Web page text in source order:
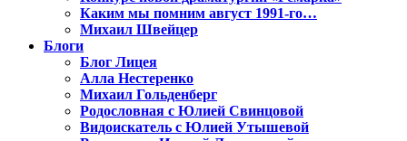
Каким мы помним август 1991-го…
Михаил Швейцер
Блоги
Блог Лицея
Алла Нестеренко
Михаил Гольденберг
Родословная с Юлией Свинцовой
Видоискатель с Юлией Утышевой